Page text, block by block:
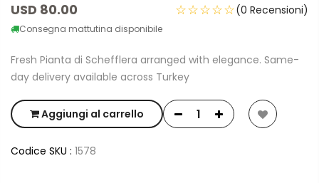
USD 80.00
Consegna mattutina disponibile
☆☆☆☆☆(0 Recensioni)
Fresh Pianta di Schefflera arranged with elegance. Same-
day delivery available across Turkey
Aggiungi al carrello
Codice SKU : 1578